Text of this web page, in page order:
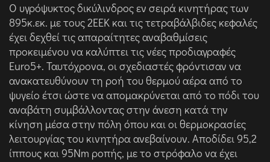
O υγρόψυκτος δικύλινδρος εν σειρά κινητήρας των
895κ.εκ. με τους 2ΕΕΚ και τις τετραβάλβιδες κεφαλές
έχει δεχθεί τις απαραίτητες αναβαθμίσεις
προκειμένου να καλύπτει τις νέες προδιαγραφές
Euro5+. Ταυτόχρονα, οι σχεδιαστές φρόντισαν να
ανακατευθύνουν τη ροή του θερμού αέρα από το
ψυγείο έτσι ώστε να απομακρύνεται από το πόδι του
αναβάτη συμβάλλοντας στην άνεση κατά την
κίνηση μέσα στην πόλη όπου και οι θερμοκρασίες
λειτουργίας του κινητήρα ανεβαίνουν. Aποδίδει 95,2
ίππους και 95Nm ροπής, με το στρόφαλο να έχει